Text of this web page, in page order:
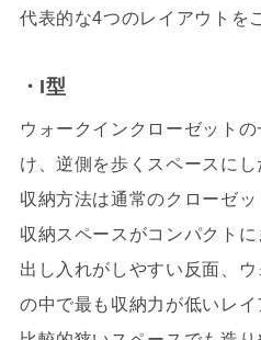
代表的な4つのレイアウトを
・I型
ウォークインクローゼット
け、逆側を歩くスペースにし
収納方法は通常のクローゼッ
収納スペースがコンパクト
出し入れがしやすい反面、
の中で最も収納力が低いレイ